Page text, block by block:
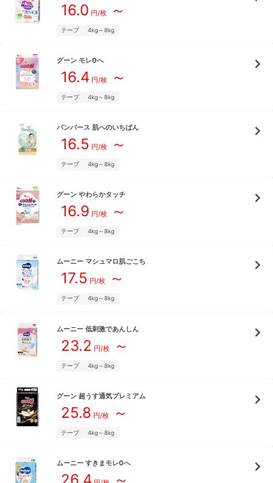
16.0 円/枚～
テープ 4kg～8kg
グーン モレ0へ
16.4 円/枚～
テープ 4kg～8kg
パンパース 肌へのいちばん
16.5 円/枚～
テープ 4kg～8kg
グーン やわらかタッチ
16.9 円/枚～
テープ 4kg～8kg
ムーニー マシュマロ肌ごこち
17.5 円/枚～
テープ 4kg～8kg
ムーニー 低刺激であんしん
23.2 円/枚～
テープ 4kg～8kg
グーン 超うす通気プレミアム
25.8 円/枚～
テープ 4kg～8kg
ムーニー すきまモレ0へ